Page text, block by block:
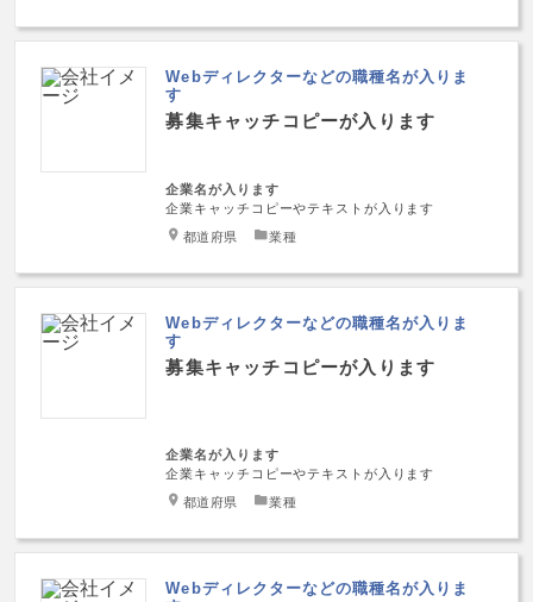
Webディレクターなどの職種名が入りま
す
募集キャッチコピーが入ります
企業名が入ります
企業キャッチコピーやテキストが入ります
都道府県 業種
Webディレクターなどの職種名が入りま
す
募集キャッチコピーが入ります
企業名が入ります
企業キャッチコピーやテキストが入ります
都道府県 業種
Webディレクターなどの職種名が入りま